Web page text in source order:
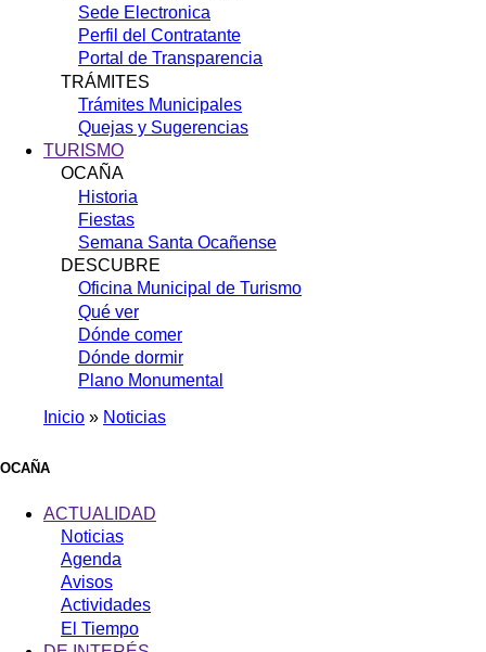
Sede Electronica
Perfil del Contratante
Portal de Transparencia
TRÁMITES
Trámites Municipales
Quejas y Sugerencias
TURISMO
OCAÑA
Historia
Fiestas
Semana Santa Ocañense
DESCUBRE
Oficina Municipal de Turismo
Qué ver
Dónde comer
Dónde dormir
Plano Monumental
enlaces
de
ayuda
navegación
Inicio Noticias
OCAÑA
ACTUALIDAD
Noticias
Agenda
Avisos
Actividades
El Tiempo